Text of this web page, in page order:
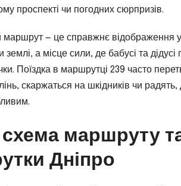
проспекті чи погодних сюрпризів.
маршрут — це справжнє відображення
землі, а місце сили, де бабусі та
Поїздка в маршрутці 239 часто
скаржаться на шкідників чи
маршруту
Дніпро